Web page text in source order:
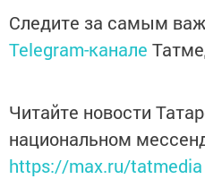
Следите за самым
Telegram-канале
Читайте новости
национальном
https://max.ru/tatmedia